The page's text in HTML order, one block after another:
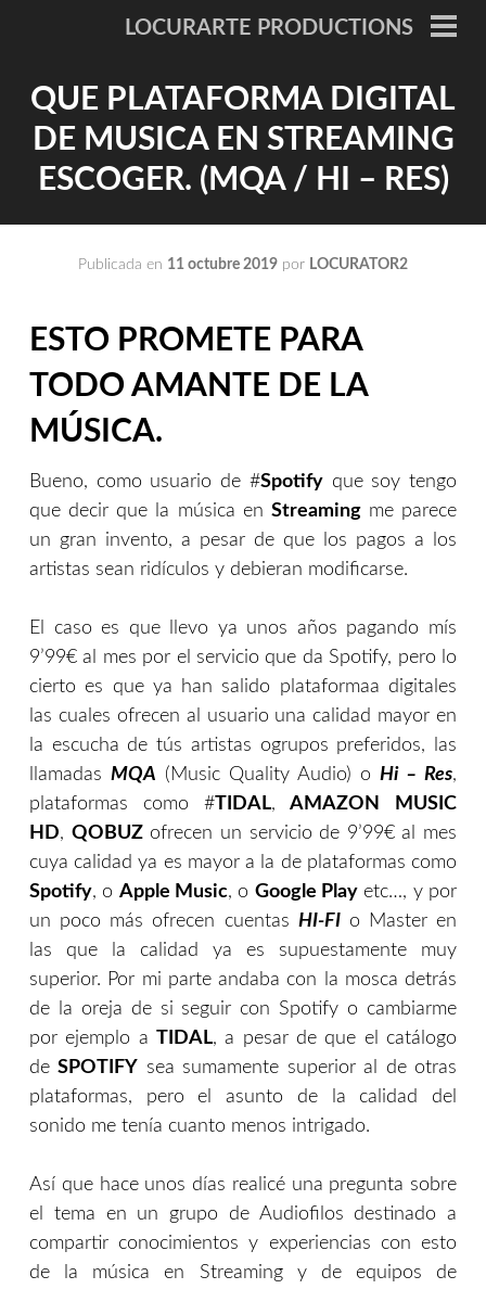
LOCURARTE PRODUCTIONS
QUE PLATAFORMA DIGITAL
DE MUSICA EN STREAMING
ESCOGER. (MQA / HI – RES)
Publicada en 11 octubre 2019 por LOCURATOR2
ESTO PROMETE PARA
TODO AMANTE DE LA
MÚSICA.
Bueno, como usuario de #Spotifyque soy tengo
que decir que la música en Streamingme parece
un gran invento, a pesar de que los pagos a los
artistas sean ridículos y debieran modificarse.
El caso es que llevo ya unos años pagando mís
9’99€ al mes por el servicio que da Spotify, pero lo
cierto es que ya han salido plataformaa digitales
las cuales ofrecen al usuario una calidad mayor en
la escucha de tús artistas ogrupos preferidos, las
llamadas MQA (Music Quality Audio) o Hi – Res,
plataformas como #TIDAL,AMAZON
MUSIC
HD, QOBUZofrecen un servicio de 9’99€ al mes
cuya calidad ya es mayor a la de plataformas como
Spotify, o Apple Music, o Google Play etc…, y por
un poco más ofrecen cuentas HI-FIo Master en
las que la calidad ya es supuestamente muy
superior. Por mi parte andaba con la mosca detrás
de la oreja de si seguir con Spotify o cambiarme
por ejemplo a TIDAL, a pesar de que el catálogo
deSPOTIFY sea sumamente superior al de otras
plataformas, pero el asunto de la calidad del
sonido me tenía cuanto menos intrigado.
Así que hace unos días realicé una pregunta sobre
el tema en un grupo de Audiofilos destinado a
compartir conocimientos y experiencias con esto
de la música en Streaming y de equipos de